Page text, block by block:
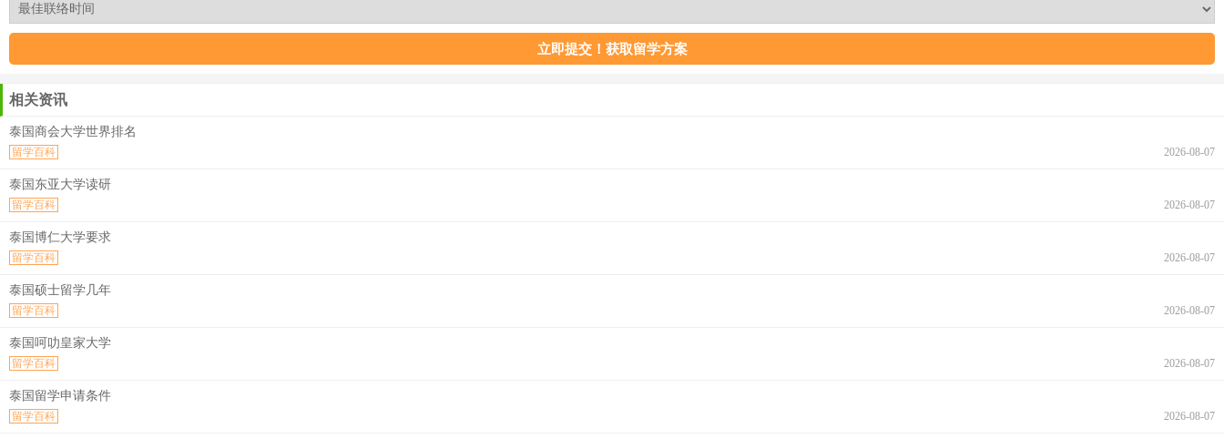
相关资讯
泰国商会大学世界排名
2026-08-07
留学百科
泰国东亚大学读研
2026-08-07
留学百科
泰国博仁大学要求
2026-08-07
留学百科
泰国硕士留学几年
2026-08-07
留学百科
泰国呵叻皇家大学
2026-08-07
留学百科
泰国留学申请条件
2026-08-07
留学百科